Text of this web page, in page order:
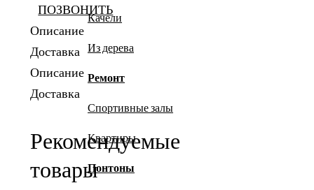
Качели
Из дерева
Ремонт
Спортивные залы
Квартиры
Понтоны
ПОЗВОНИТЬ
Описание
Доставка
Описание
Доставка
Рекомендуемые
товары